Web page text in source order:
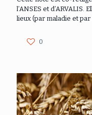
l’ANSES et
lieux (par maladie et
0